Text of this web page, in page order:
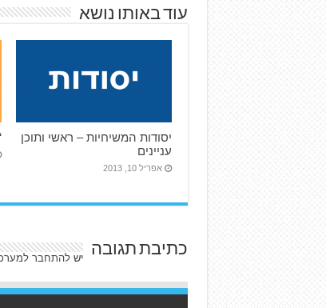
עוד באותו נושא
יסודות המשיחיות – ראשי ותוכן
עניינים
אפריל 10, 2013
כתיבת תגובה ישלהתחבר